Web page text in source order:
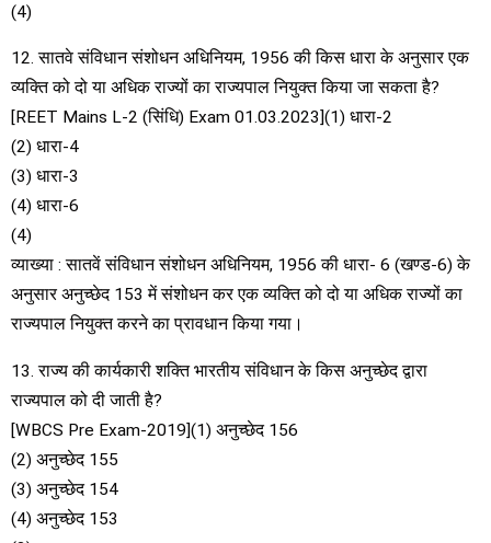
(4)
12. सातवे संविधान संशोधन अधिनियम, 1956 की किस धारा के अनुसार एक
व्यक्ति को दो या अधिक राज्यों का राज्यपाल नियुक्त किया जा सकता है?
[REET Mains L-2 (सिंधि) Exam 01.03.2023](1) धारा-2
(2) धारा-4
(3) धारा-3
(4) धारा-6
(4)
व्याख्या : सातवें संविधान संशोधन अधिनियम, 1956 की धारा- 6 (खण्ड-6) के
अनुसार अनुच्छेद 153 में संशोधन कर एक व्यक्ति को दो या अधिक राज्यों का
राज्यपाल नियुक्त करने का प्रावधान किया गया।
13. राज्य की कार्यकारी शक्ति भारतीय संविधान के किस अनुच्छेद द्वारा
राज्यपाल को दी जाती है?
[WBCS Pre Exam-2019](1) अनुच्छेद 156
(2) अनुच्छेद 155
(3) अनुच्छेद 154
(4) अनुच्छेद 153